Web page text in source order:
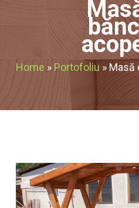
Home » Portofoliu » Masă